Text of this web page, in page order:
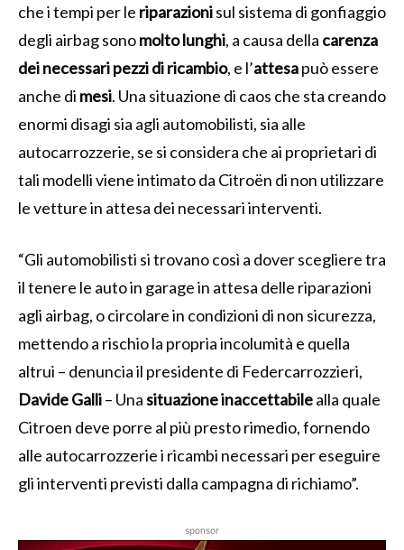
che i tempi per le riparazionisul sistema di gonfiaggio
degli airbag sonomolto lunghi, a causa della carenza
dei necessari pezzi di ricambio, e l’attesapuò essere
anche di mesi. Una situazione di caos che sta creando
enormi disagi sia agli automobilisti, sia alle
autocarrozzerie, se si considera che ai proprietari di
tali modelli viene intimato da Citroën di non utilizzare
le vetture in attesa dei necessari interventi.
“Gli automobilisti si trovano così a dover scegliere tra
il tenere le auto in garage in attesa delle riparazioni
agli airbag, o circolare in condizioni di non sicurezza,
mettendo a rischio la propria incolumità e quella
altrui – denuncia il presidente di Federcarrozzieri,
Davide Galli– Unasituazione inaccettabilealla quale
Citroen deve porre al più presto rimedio, fornendo
alle autocarrozzerie i ricambi necessari per eseguire
gli interventi previsti dalla campagna di richiamo”.
sponsor